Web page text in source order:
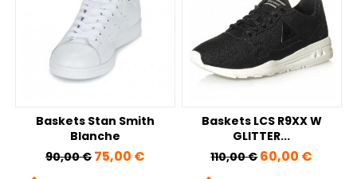
Baskets Stan Smith
Blanche
Prix de base
90,00 € Prix
75,00 €
Baskets LCS R9XX W
GLITTER...
Prix de base
110,00 €Prix
60,00 €